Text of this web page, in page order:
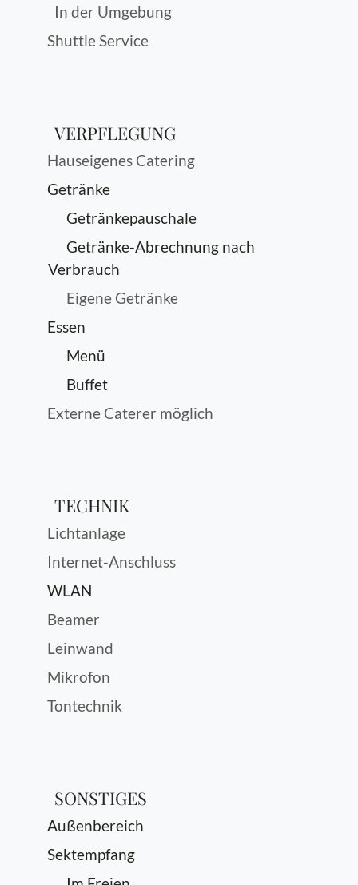
In der Umgebung
Shuttle Service
VERPFLEGUNG
Hauseigenes Catering
Getränke
Getränkepauschale
Getränke-Abrechnung nach
Verbrauch
Eigene Getränke
Essen
Menü
Buffet
Externe Caterer möglich
TECHNIK
Lichtanlage
Internet-Anschluss
WLAN
Beamer
Leinwand
Mikrofon
Tontechnik
SONSTIGES
Außenbereich
Sektempfang